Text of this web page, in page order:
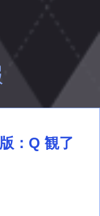
：Q 観了